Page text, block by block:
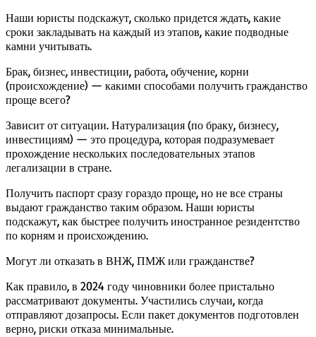
Наши юристы подскажут, сколько придется ждать, какие
сроки закладывать на каждый из этапов, какие подводные
камни учитывать.
Брак, бизнес, инвестиции, работа, обучение, корни
(происхождение) — какими способами получить гражданство
проще всего?
Зависит от ситуации. Натурализация (по браку, бизнесу,
инвестициям) — это процедура, которая подразумевает
прохождение нескольких последовательных этапов
легализации в стране.
Получить паспорт сразу гораздо проще, но не все страны
выдают гражданство таким образом. Наши юристы
подскажут, как быстрее получить иностранное резидентство
по корням и происхождению.
Могут ли отказать в ВНЖ, ПМЖ или гражданстве?
Как правило, в 2024 году чиновники более пристально
рассматривают документы. Участились случаи, когда
отправляют дозапросы. Если пакет документов подготовлен
верно, риски отказа минимальные.